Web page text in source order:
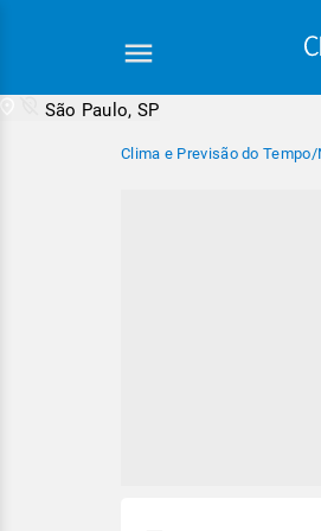
São Paulo, SP
Clima e Previsão do Tempo/